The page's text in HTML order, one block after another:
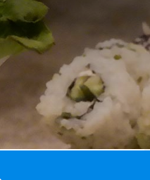
i prodotti e gli
e controllati per garantire al
come nigiri,
abbinamenti inusuali e
e piatti deliziosi per le
un’esperienza autentica che
asiatiche e internazionali.